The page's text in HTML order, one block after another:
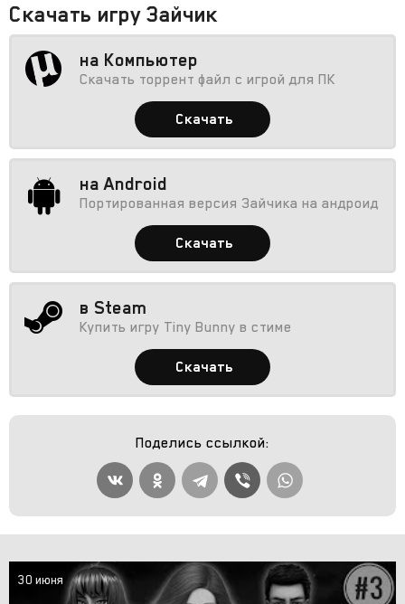
Скачать игру Зайчик
на Компьютер
Скачать торрент файл с игрой для ПК
Скачать
на Android
Портированная версия Зайчика на андроид
Скачать
в Steam
Купить игру Tiny Bunny в стиме
Скачать
Поделись ссылкой:
30 июня